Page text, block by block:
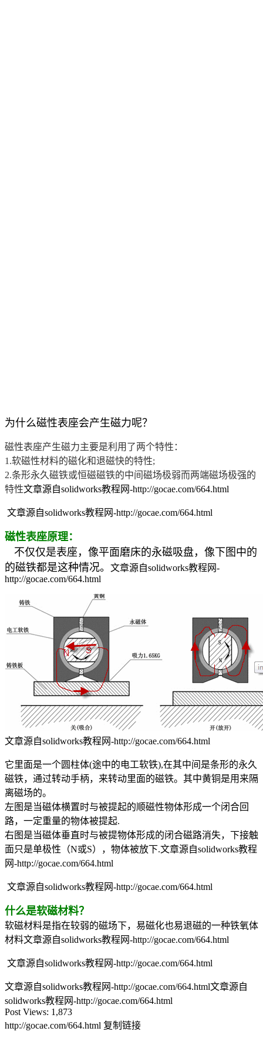
为什么磁性表座会产生磁力呢？
磁性表座产生磁力主要是利用了两个特性：
1.软磁性材料的磁化和退磁快的特性;
2.条形永久磁铁或恒磁磁铁的中间磁场极弱而两端磁场极强的
特性文章源自solidworks教程网-http://gocae.com/664.html
文章源自solidworks教程网-http://gocae.com/664.html
磁性表座原理：
不仅仅是表座，像平面磨床的永磁吸盘，像下图中的
的磁铁都是这种情况。 文章源自solidworks教程网-
http://gocae.com/664.html
文章源自solidworks教程网-http://gocae.com/664.html
它里面是一个圆柱体(途中的电工软铁),在其中间是条形的永久
磁铁，通过转动手柄，来转动里面的磁铁。其中黄铜是用来隔
离磁场的。
左图是当磁体横置时与被提起的顺磁性物体形成一个闭合回
路，一定重量的物体被提起.
右图是当磁体垂直时与被提物体形成的闭合磁路消失，下接触
面只是单极性（N或S），物体被放下.文章源自solidworks教程
网-http://gocae.com/664.html
文章源自solidworks教程网-http://gocae.com/664.html
什么是软磁材料？
软磁材料是指在较弱的磁场下，易磁化也易退磁的一种铁氧体
材料文章源自solidworks教程网-http://gocae.com/664.html
文章源自solidworks教程网-http://gocae.com/664.html
文章源自solidworks教程网-http://gocae.com/664.html文章源自
solidworks教程网-http://gocae.com/664.html
Post Views: 1,873
http://gocae.com/664.html 复制链接